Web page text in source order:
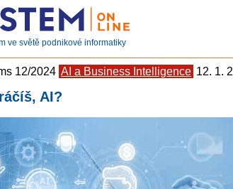
ve světě podnikové informatiky
12/2024 AI a Business Intelligence 12. 1.
AI?